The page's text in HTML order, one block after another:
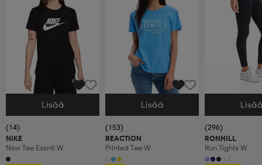
Valitse Koko
Lisää
(14)
NIKE
Nsw Tee Essntl W
Valitse Koko
Lisää
(153)
REACTION
Printed Tee W
Valitse Koko
(296)
RONHILL
Run Tights W